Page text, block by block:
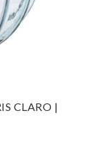
CLARO |